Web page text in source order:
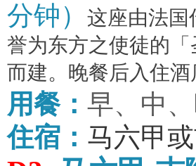
分钟）
这座由法国
誉为东方之使徒的
而建。晚餐后入住酒
用餐： 早、中
住宿： 马六甲